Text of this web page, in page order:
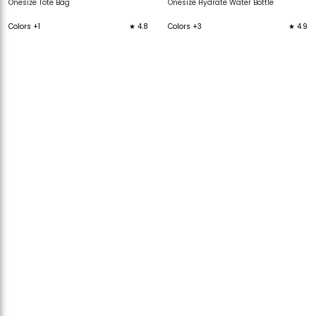
Onesize Tote Bag
Colors +1 ★ 4.8
Onesize Hydrate Water Bottle
Colors +3 ★ 4.9